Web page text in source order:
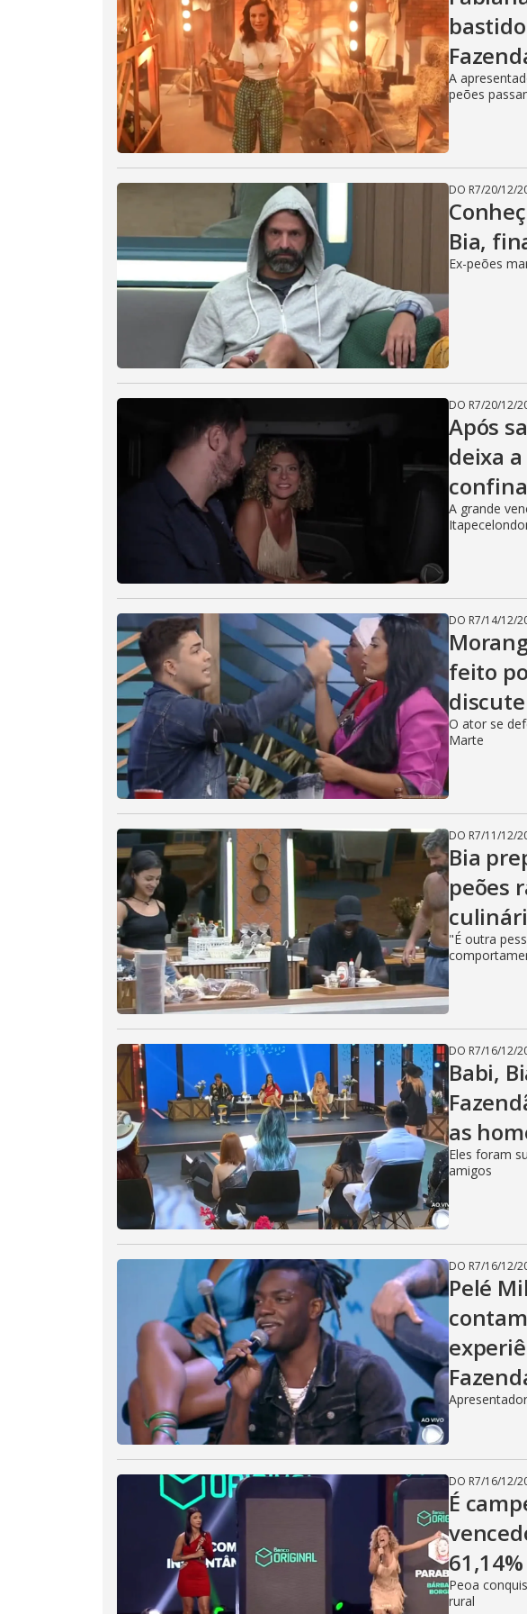
A
peões
DO R7/20/12/
Bia,
Ex-peões
DO R7/20/12/
Após
deixa
A grande
DO R7/14/12/
feito
O ator se
Marte
DO R7/11/12/
Bia
peões
"É outra
DO R7/16/12/
Babi,
as
Eles foram
amigos
DO R7/16/12/
Pelé
DO R7/16/12/
É
Peoa
rural